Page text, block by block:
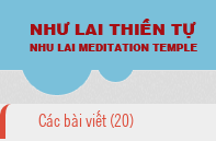
Các bài viết (20)